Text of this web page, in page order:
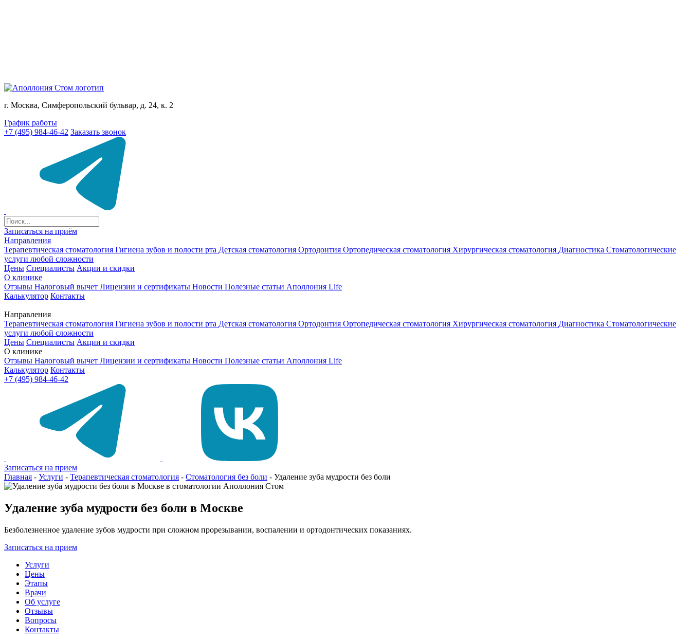
г. Москва, Симферопольский бульвар, д. 24, к. 2
График работы
+7 (495) 984-46-42 Заказать звонок
Записаться на приём
Направления
Терапевтическая стоматология Гигиена зубов и полости рта Детская стоматология Ортодонтия Ортопедическая стоматология Хирургическая стоматология Диагностика Стоматологические
услуги любой сложности
Цены Специалисты Акции и скидки
О клинике
Отзывы Налоговый вычет Лицензии и сертификаты Новости Полезные статьи Аполлония Life
Калькулятор Контакты
Направления
Терапевтическая стоматология Гигиена зубов и полости рта Детская стоматология Ортодонтия Ортопедическая стоматология Хирургическая стоматология Диагностика Стоматологические
услуги любой сложности
Цены Специалисты Акции и скидки
О клинике
Отзывы Налоговый вычет Лицензии и сертификаты Новости Полезные статьи Аполлония Life
Калькулятор Контакты
+7 (495) 984-46-42
Записаться на прием
Главная - Услуги - Терапевтическая стоматология - Стоматология без боли - Удаление зуба мудрости без боли
Удаление зуба мудрости без боли в Москве
Безболезненное удаление зубов мудрости при сложном прорезывании, воспалении и ортодонтических показаниях.
Записаться на прием
Услуги
Цены
Этапы
Врачи
Об услуге
Отзывы
Вопросы
Контакты